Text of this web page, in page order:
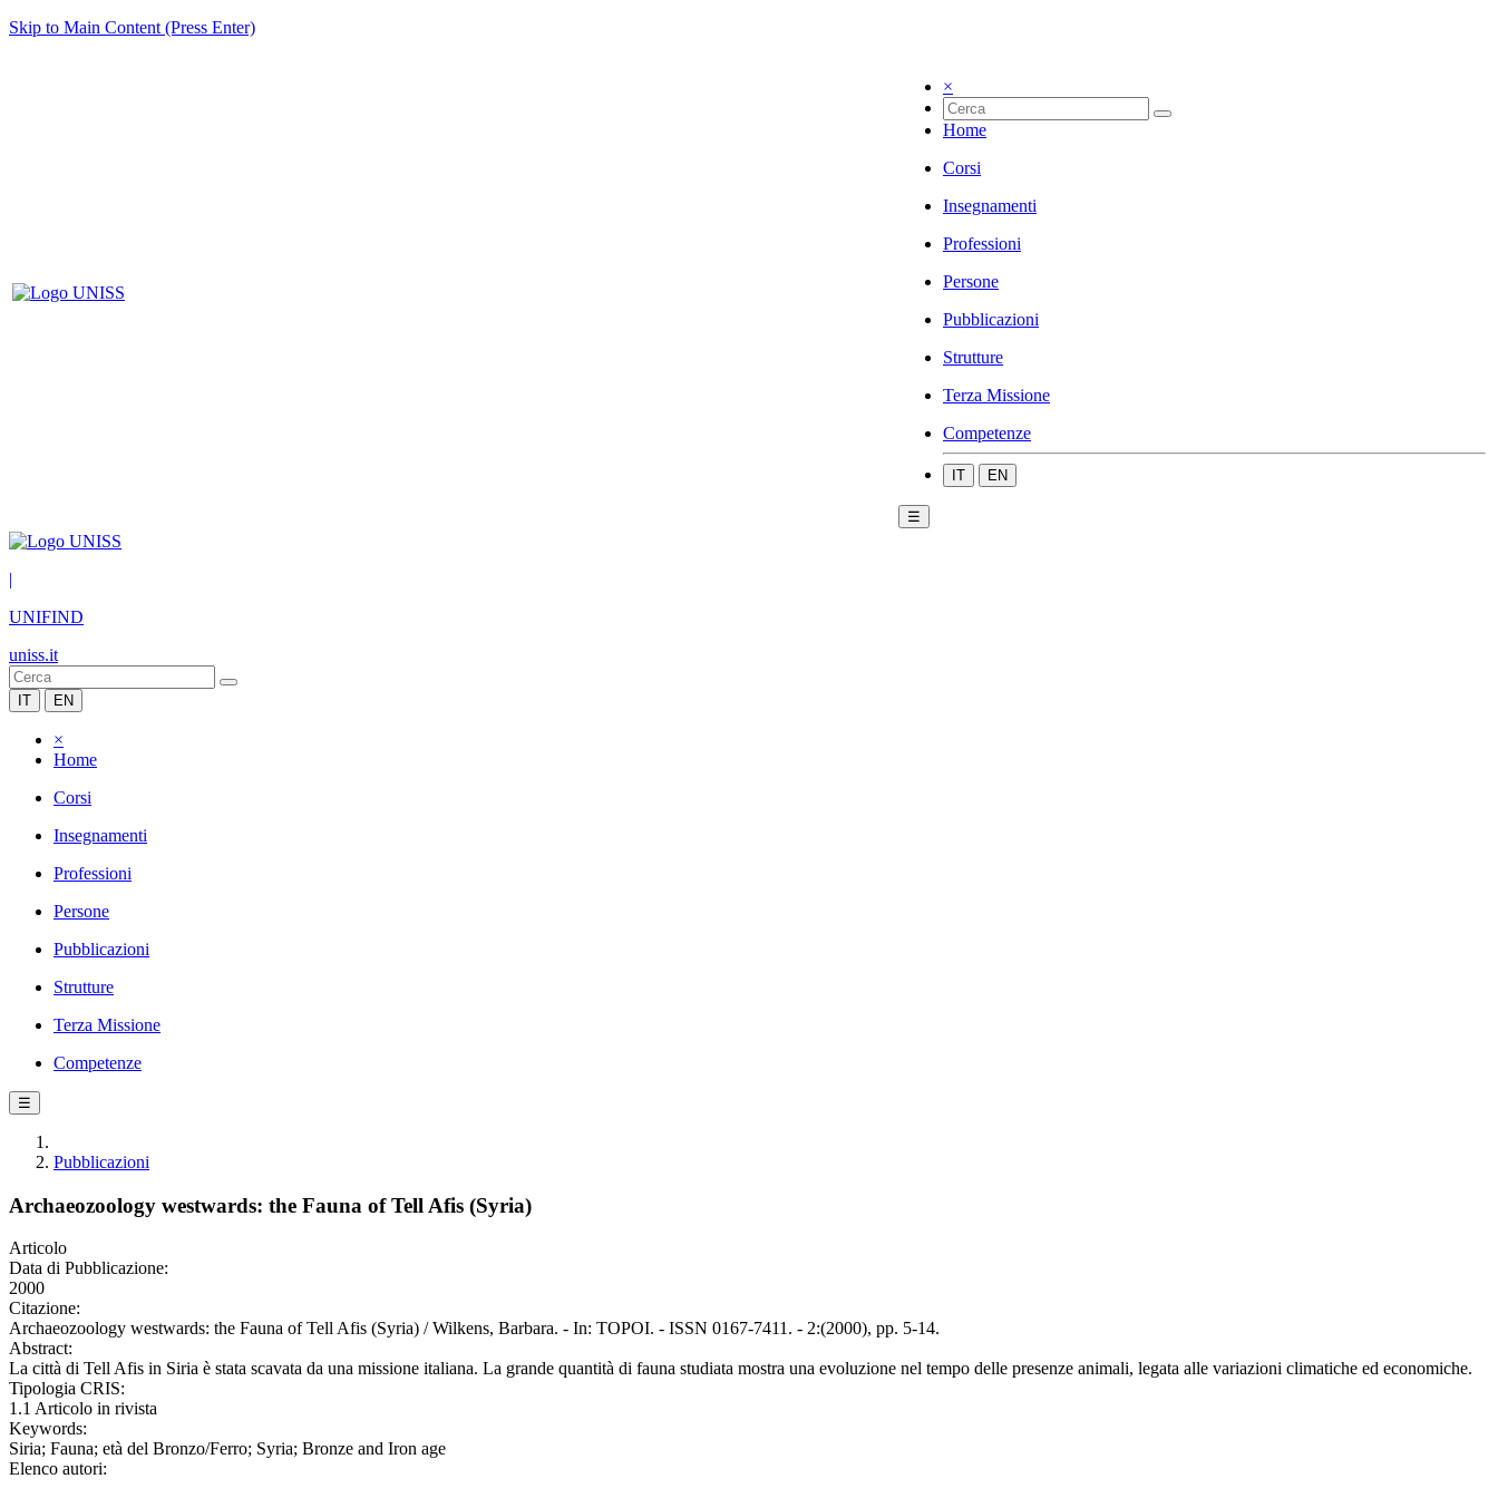
Skip to Main Content (Press Enter)
×
Home
Corsi
Insegnamenti
Professioni
Persone
Pubblicazioni
Strutture
Terza Missione
Competenze
IT EN
☰
|
UNIFIND
uniss.it
IT EN
×
Home
Corsi
Insegnamenti
Professioni
Persone
Pubblicazioni
Strutture
Terza Missione
Competenze
☰
Pubblicazioni
Archaeozoology westwards: the Fauna of Tell Afis (Syria)
Articolo
Data di Pubblicazione:
2000
Citazione:
Archaeozoology westwards: the Fauna of Tell Afis (Syria) / Wilkens, Barbara. - In: TOPOI. - ISSN 0167-7411. - 2:(2000), pp. 5-14.
Abstract:
La città di Tell Afis in Siria è stata scavata da una missione italiana. La grande quantità di fauna studiata mostra una evoluzione nel tempo delle presenze animali, legata alle variazioni climatiche ed economiche.
Tipologia CRIS:
1.1 Articolo in rivista
Keywords:
Siria; Fauna; età del Bronzo/Ferro; Syria; Bronze and Iron age
Elenco autori: